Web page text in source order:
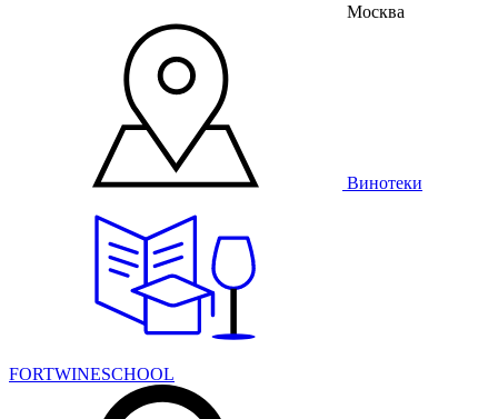
Москва
Винотеки
FORTWINESCHOOL